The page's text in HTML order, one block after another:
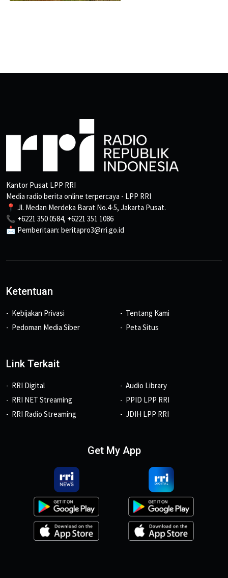
Kantor Pusat LPP RRI
Media radio berita online terpercaya - LPP RRI
📍 Jl. Medan Merdeka Barat No.4-5, Jakarta Pusat.
📞 +6221 350 0584, +6221 351 1086
📩 Pemberitaan: beritapro3@rri.go.id
Ketentuan
Kebijakan Privasi
Pedoman Media Siber
Tentang Kami
Peta Situs
Link Terkait
RRI Digital
RRI NET Streaming
RRI Radio Streaming
Audio Library
PPID LPP RRI
JDIH LPP RRI
Get My App